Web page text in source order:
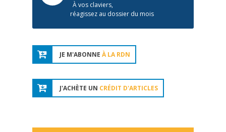
À vos claviers,
réagissez au dossier du mois
JE M'ABONNE À LA RDN
J'ACHÈTE UN CRÉDIT D'ARTICLES